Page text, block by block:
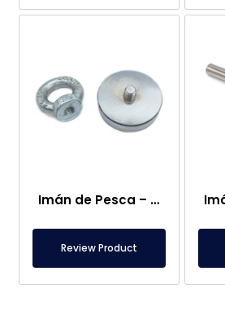
Imán de Pesca – Potente Imán de Rescate Marino
Review Product